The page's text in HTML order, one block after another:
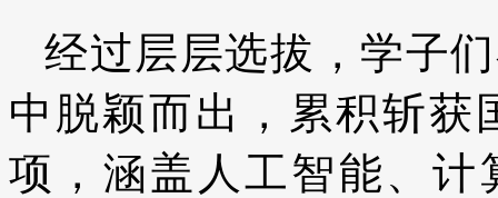
经过层层选拔，学子
中脱颖而出，累积斩获
项，涵盖人工智能、